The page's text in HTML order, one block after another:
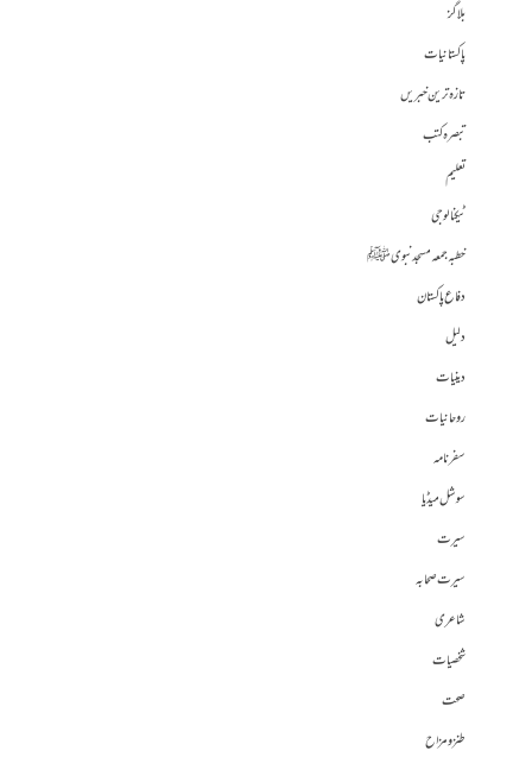
بلاگز
پاکستانیات
تازہ ترین خبریں
تبصرہ کتب
تعلیم
ٹیکنالوجی
خطبہ جمعہ مسجد نبوی ﷺ
دفاع پاکستان
دلیل
دینیات
روحانیات
سفرنامہ
سوشل میڈیا
سیرت
سیرت صحابہ
شاعری
شخصیات
صحت
طنز و مزاح